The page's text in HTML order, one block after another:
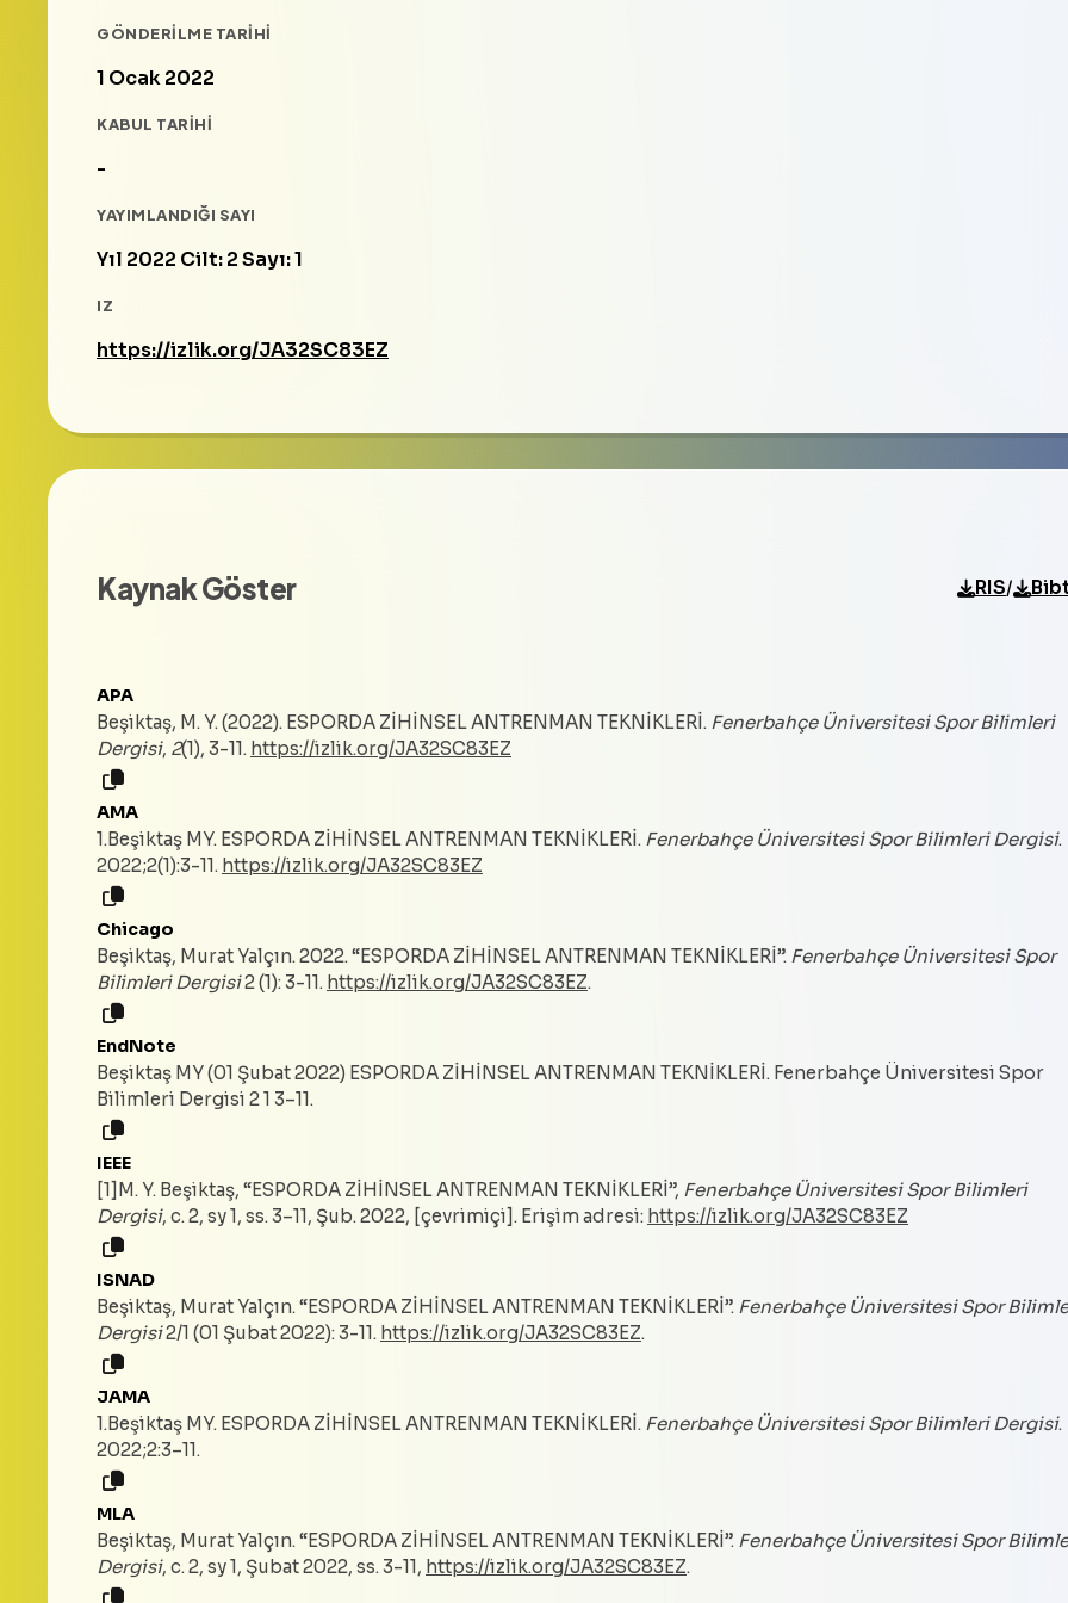
GÖNDERILME TARIHI
1 Ocak 2022
KABUL TARIHI
-
YAYIMLANDIĞI SAYI
Yıl 2022 Cilt: 2 Sayı: 1
IZ
https://izlik.org/JA32SC83EZ
Kaynak Göster RIS/
APA
Beşiktaş, M. Y. (2022). ESPORDA ZİHİNSEL ANTRENMAN TEKNİKLERİ. Fenerbahçe Üniversitesi Spor Bilimleri
Dergisi, 2(1), 3-11. https://izlik.org/JA32SC83EZ
AMA
1.Beşiktaş MY. ESPORDA ZİHİNSEL ANTRENMAN TEKNİKLERİ. Fenerbahçe Üniversitesi Spor Bilimleri Dergisi.
2022;2(1):3-11. https://izlik.org/JA32SC83EZ
Chicago
Beşiktaş, Murat Yalçın. 2022. “ESPORDA ZİHİNSEL ANTRENMAN TEKNİKLERİ”. Fenerbahçe Üniversitesi Spor
Bilimleri Dergisi2 (1): 3-11. https://izlik.org/JA32SC83EZ.
EndNote
Beşiktaş MY (01 Şubat 2022) ESPORDA ZİHİNSEL ANTRENMAN TEKNİKLERİ. Fenerbahçe Üniversitesi Spor
Bilimleri Dergisi 2 1 3–11.
IEEE
[1]M. Y. Beşiktaş, “ESPORDA ZİHİNSEL ANTRENMAN TEKNİKLERİ”, Fenerbahçe Üniversitesi Spor Bilimleri
Dergisi, c. 2, sy 1, ss. 3–11, Şub. 2022, [çevrimiçi]. Erişim adresi: https://izlik.org/JA32SC83EZ
ISNAD
Beşiktaş, Murat Yalçın. “ESPORDA ZİHİNSEL ANTRENMAN TEKNİKLERİ”. Fenerbahçe Üniversitesi Spor
Dergisi2/1 (01 Şubat 2022): 3-11. https://izlik.org/JA32SC83EZ.
JAMA
1.Beşiktaş MY. ESPORDA ZİHİNSEL ANTRENMAN TEKNİKLERİ. Fenerbahçe Üniversitesi Spor Bilimleri Dergisi.
2022;2:3–11.
MLA
Beşiktaş, Murat Yalçın. “ESPORDA ZİHİNSEL ANTRENMAN TEKNİKLERİ”. Fenerbahçe Üniversitesi Spor
Dergisi, c. 2, sy 1, Şubat 2022, ss. 3-11, https://izlik.org/JA32SC83EZ.